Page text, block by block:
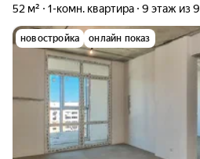
52 м² 1-комн. квартира 9 этаж из 9
новостройка онлайн показ